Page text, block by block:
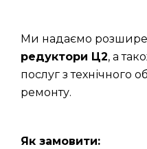
Ми надаємо
редуктори Ц2, а
послуг з технічного
ремонту.
Як замовити: